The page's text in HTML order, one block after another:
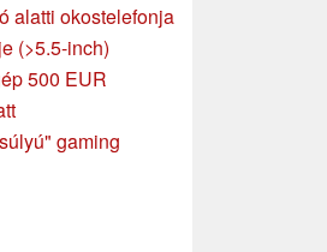
alatti okostelefonja
(>5.5-inch)
500 EUR
gaming